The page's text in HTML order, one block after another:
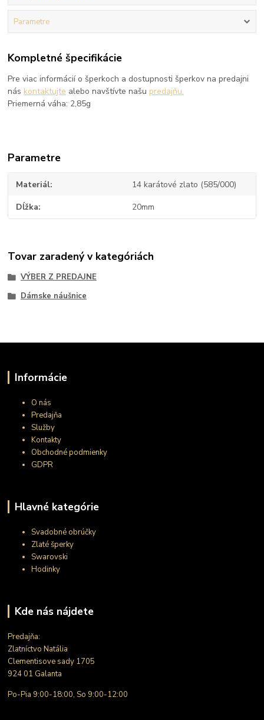
Parametre
Kompletné špecifikácie
Pre viac informácií o šperkoch a dostupnosti šperkov na predajni
nás kontaktujte alebo navštívte našu predajňu.
Priemerná váha: 2,85g
Parametre
Materiál 14 karátové zlato (585/000)
Dĺžka 20mm
Tovar zaradený v kategóriách
VÝBER Z PREDAJNE
Dámske náušnice
Informácie
O nás
Predajňa
Služby
Kontakty
Obchodné podmienky
GDPR
Hlavné kategórie
Svadobné obrúčky
Zlaté šperky
Swarovski
Hodinky
Kde nás nájdete
Predajňa:
Zlatníctvo Natália
Clementisove sady 1705
924 01 Galanta
Po-Pia 9:00-18:00, So 9:00-12:00